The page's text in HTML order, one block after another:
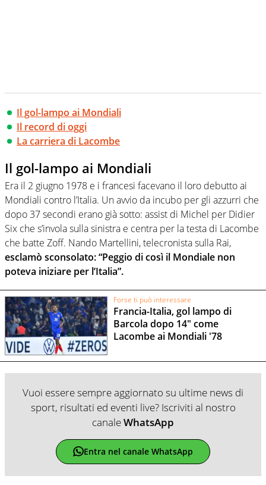
Il gol-lampo ai Mondiali
Il record di oggi
La carriera di Lacombe
Il gol-lampo ai Mondiali
Era il 2 giugno 1978 e i francesi facevano il loro debutto ai
Mondiali contro l’Italia. Un avvio da incubo per gli azzurri che
dopo 37 secondi erano già sotto: assist di Michel per Didier
Six che s’invola sulla sinistra e centra per la testa di Lacombe
che batte Zoff. Nando Martellini, telecronista sulla Rai,
esclamò sconsolato: “Peggio di così il Mondiale non
poteva iniziare per l’Italia”.
Forse ti può interessare
Francia-Italia, gol lampo di
Barcola dopo 14" come
Lacombe ai Mondiali '78
Vuoi essere sempre aggiornato su ultime news di
sport, risultati ed eventi live? Iscriviti al nostro
canaleWhatsApp
Entra nel canale WhatsApp